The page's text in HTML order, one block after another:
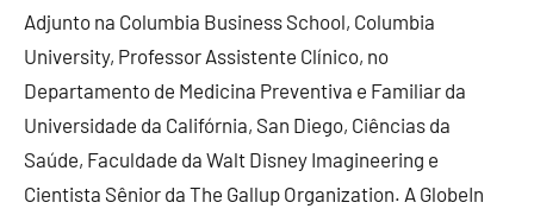
Adjunto na Columbia Business School, Columbia
University, Professor Assistente Clínico, no
Departamento de Medicina Preventiva e Familiar da
Universidade da Califórnia, San Diego, Ciências da
Saúde, Faculdade da Walt Disney Imagineering e
Cientista Sênior da The Gallup Organization. A GlobeIn